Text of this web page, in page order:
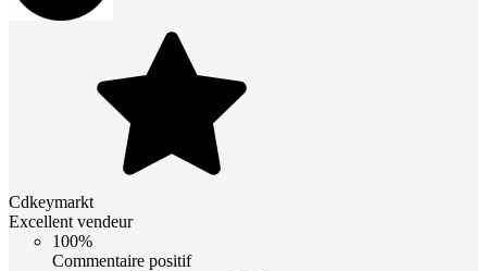
Cdkeymarkt
Excellent vendeur
100%
Commentaire positif